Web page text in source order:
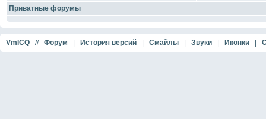
Приватные форумы
VmICQ // Форум История версий Смайлы Звуки Иконки